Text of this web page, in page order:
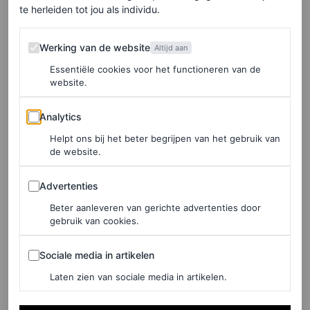
©SPOTLIGHT
‘No pants’-look
De fonkelende hotpants waren de kers op de taart van
een collectie die grotendeels bestond uit ultrakorte
onderkleding. Of in sommige gevallen was daar niet
eens sprake van: modellen liepen over de catwalk in
te herleiden tot jou als individu.
Werking van de website
Werking van de website Altijd aan
Essentiële cookies voor het functioneren van de
website.
Analytics
Analytics
Helpt ons bij het beter begrijpen van het gebruik van
de website.
Advertenties
Advertenties
Beter aanleveren van gerichte advertenties door
gebruik van cookies.
Sociale media in artikelen
Sociale media in artikelen
Laten zien van sociale media in artikelen.